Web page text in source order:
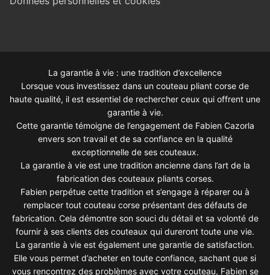
La garantie à vie : une tradition d’excellence
Lorsque vous investissez dans un couteau pliant corse de
haute qualité, il est essentiel de rechercher ceux qui offrent une
garantie à vie.
Cette garantie témoigne de l’engagement de Fabien Cazorla
envers son travail et de sa confiance en la qualité
exceptionnelle de ses couteaux.
La garantie à vie est une tradition ancienne dans l’art de la
fabrication des couteaux pliants corses.
Fabien perpétue cette tradition et s’engage à réparer ou à
remplacer tout couteau corse présentant des défauts de
fabrication. Cela démontre son souci du détail et sa volonté de
fournir à ses clients des couteaux qui dureront toute une vie.
La garantie à vie est également une garantie de satisfaction.
Elle vous permet d’acheter en toute confiance, sachant que si
vous rencontrez des problèmes avec votre couteau, Fabien se